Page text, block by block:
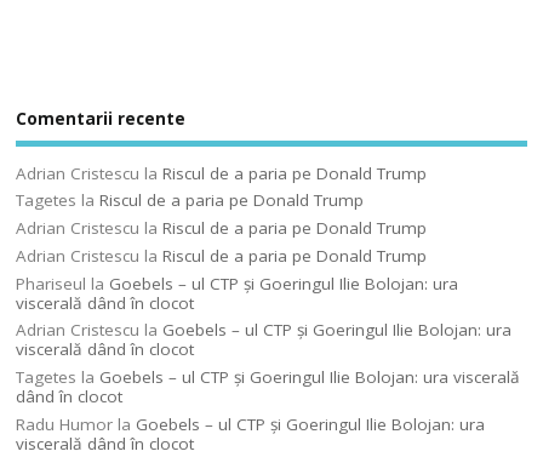
Comentarii recente
Adrian Cristescu laRiscul de a paria pe Donald Trump
Tagetes laRiscul de a paria pe Donald Trump
Adrian Cristescu laRiscul de a paria pe Donald Trump
Adrian Cristescu laRiscul de a paria pe Donald Trump
Phariseul la Goebels – ul CTP şi Goeringul Ilie Bolojan: ura
viscerală dând în clocot
Adrian Cristescu la Goebels – ul CTP şi Goeringul Ilie Bolojan: ura
viscerală dând în clocot
Tagetes la Goebels – ul CTP şi Goeringul Ilie Bolojan: ura viscerală
dând în clocot
Radu Humor la Goebels – ul CTP şi Goeringul Ilie Bolojan: ura
viscerală dând în clocot